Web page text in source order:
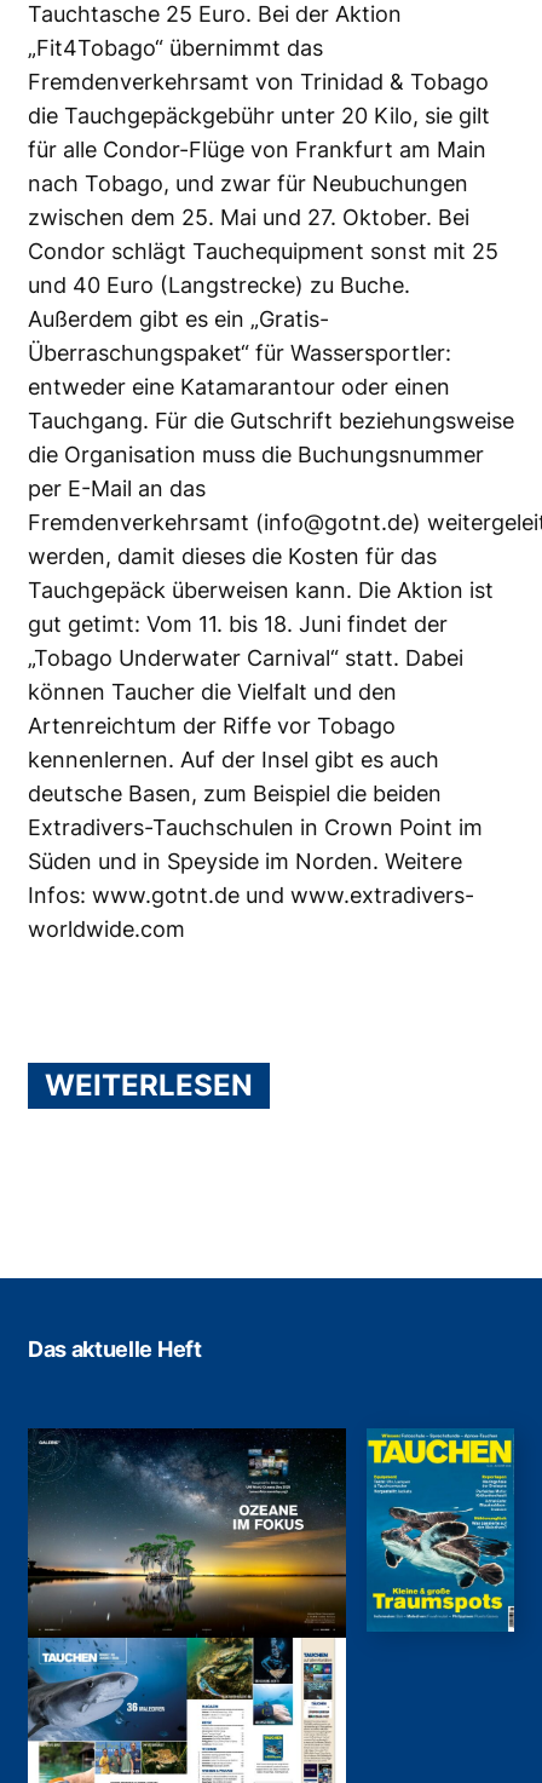
Tauchtasche 25 Euro. Bei der Aktion
„Fit4Tobago“ übernimmt das
Fremdenverkehrsamt von Trinidad & Tobago
die Tauchgepäckgebühr unter 20 Kilo, sie gilt
für alle Condor-Flüge von Frankfurt am Main
nach Tobago, und zwar für Neubuchungen
zwischen dem 25. Mai und 27. Oktober. Bei
Condor schlägt Tauchequipment sonst mit 25
und 40 Euro (Langstrecke) zu Buche.
Außerdem gibt es ein „Gratis-
Überraschungspaket“ für Wassersportler:
entweder eine Katamarantour oder einen
Tauchgang. Für die Gutschrift beziehungsweise
die Organisation muss die Buchungsnummer
per E-Mail an das
Fremdenverkehrsamt (info@gotnt.de)
werden, damit dieses die Kosten für das
Tauchgepäck überweisen kann. Die Aktion ist
gut getimt: Vom 11. bis 18. Juni findet der
„Tobago Underwater Carnival“ statt. Dabei
können Taucher die Vielfalt und den
Artenreichtum der Riffe vor Tobago
kennenlernen. Auf der Insel gibt es auch
deutsche Basen, zum Beispiel die beiden
Extradivers-Tauchschulen in Crown Point im
Süden und in Speyside im Norden. Weitere
Infos: www.gotnt.de und www.extradivers-
worldwide.com
WEITERLESEN
Das aktuelle Heft